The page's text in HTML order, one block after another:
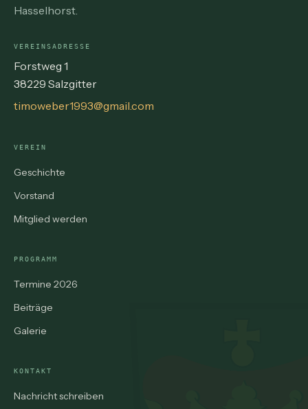
Hasselhorst.
VEREINSADRESSE
Forstweg 1
38229 Salzgitter
timoweber1993@gmail.com
VEREIN
Geschichte
Vorstand
Mitglied werden
PROGRAMM
Termine 2026
Beiträge
Galerie
KONTAKT
Nachricht schreiben